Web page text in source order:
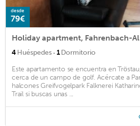
desde
79€
4Huéspedes · 1Dormitorio
Este apartamento se encuentra en
cerca de un campo de golf. Acércate a
halcones Greifvogelpark Falknerei
Trail si buscas unas ...